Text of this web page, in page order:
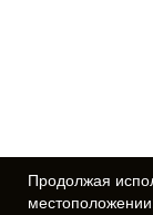
Продолжая